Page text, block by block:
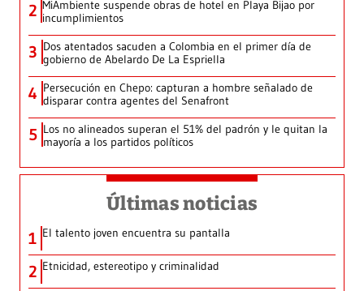
2 MiAmbiente suspende obras de hotel en Playa Bijao por
incumplimientos
3 Dos atentados sacuden a Colombia en el primer día de
gobierno de Abelardo De La Espriella
4 Persecución en Chepo: capturan a hombre señalado de
disparar contra agentes del Senafront
5 Los no alineados superan el 51% del padrón y le quitan la
mayoría a los partidos políticos
Últimas noticias
1 El talento joven encuentra su pantalla​
2 Etnicidad, estereotipo y criminalidad